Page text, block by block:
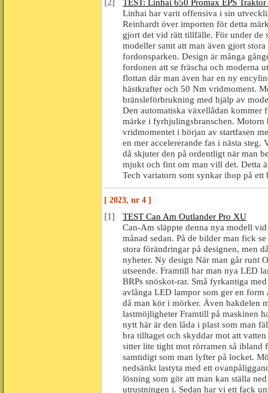
[2]
TEST: Linhai 650 Promax EPS
Linhai har varit offensiva i sin
Reinhardt över importen för detta
gjort det vid rätt tillfälle. För under de
modeller samt att man även gjort
fordonsparken. Design är många
fordonen att se fräscha och moderna
flottan där man även har en ny
hästkrafter och 50 Nm vridmoment.
bränsleförbrukning med hjälp av
Den automatiska växellådan kommer
märke i fyrhjulingsbranschen.
vridmomentet i början av startfasen
en mer accelererande fas i nästa
då skjuter den på ordentligt när man
mjukt och fint om man vill det. Detta
Tech variatorn som synkar ihop på ett
[ 2023, nr 4 ]
[1]
TEST Can Am Outlander Pro XU
Can-Am släppte denna nya modell
månad sedan. På de bilder man fick
stora förändringar på designen, men
nyheter. Ny design När man går runt
utseende. Framtill har man nya LED
BRPs snöskot-rar. Små fyrkantiga
avlånga LED lampor som ger en
då man kör i mörker. Även bakdelen
lastmöjligheter Framtill på maskinen
nytt här är den låda i plast som man
bra tilltaget och skyddar mot att
sitter lite tight mot rörramen så ibland
samtidigt som man lyfter på locket.
nedsänkt lastyta med ett
lösning som gör att man kan ställa
utrustningen i. Sedan har vi ett fack